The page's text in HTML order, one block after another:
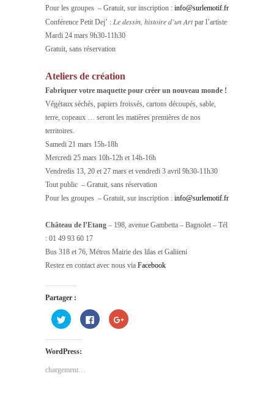
Pour les groupes – Gratuit, sur inscription : info@surlemotif.fr
Conférence Petit Dej’ : Le dessin, histoire d’un Artpar l’artiste
Mardi 24 mars 9h30-11h30
Gratuit, sans réservation
Ateliers de création
Fabriquer votre maquette pour créer un nouveau monde !
Végétaux séchés, papiers froissés, cartons découpés, sable,
terre, copeaux … seront les matières premières de nos
territoires.
Samedi 21 mars 15h-18h
Mercredi 25 mars 10h-12h et 14h-16h
Vendredis 13, 20 et 27 mars et vendredi 3 avril 9h30-11h30
Tout public – Gratuit, sans réservation
Pour les groupes – Gratuit, sur inscription : info@surlemotif.fr
Château de l’Etang – 198, avenue Gambetta – Bagnolet – Tél
: 01 49 93 60 17
Bus 318 et 76, Métros Mairie des lilas et Galiieni
Restez en contact avec nous via Facebook
Partager :
Cliquez
pour
partager
sur
Twitter(ouvre
dans
nouvelle
fenêtre)
Cliquez
pour
partager
Cliquez
pour
WordPress:
chargement…